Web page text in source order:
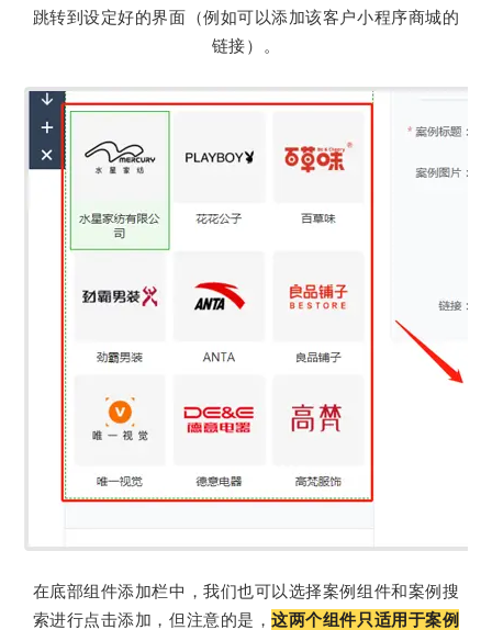
跳转到设定好的界面（例如可以添加该客户小程序商城的
链接）。
在底部组件添加栏中，我们也可以选择案例组件和案例搜
索进行点击添加，但注意的是，这两个组件只适用于案例